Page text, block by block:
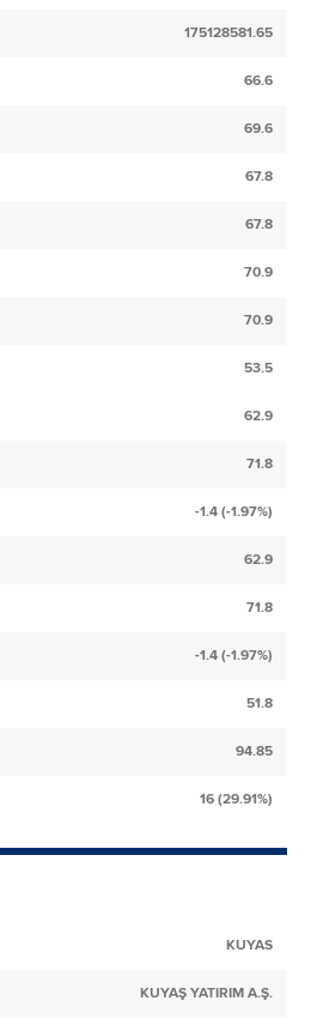
175128581.65
66.6
69.6
67.8
67.8
70.9
70.9
53.5
62.9
71.8
-1.4 (-1.97%)
62.9
71.8
-1.4 (-1.97%)
51.8
94.85
16 (29.91%)
KUYAS
KUYAŞ YATIRIM A.Ş.